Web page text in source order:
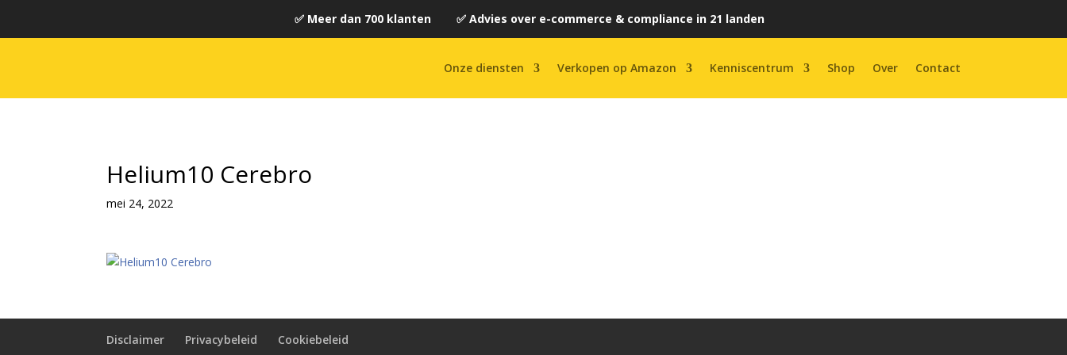
✅ Meer dan 700 klanten ✅ Advies over e-commerce & compliance in 21 landen
Onze diensten Verkopen op Amazon Kenniscentrum Shop Over Contact
Helium10 Cerebro
mei 24, 2022
Disclaimer Privacybeleid Cookiebeleid